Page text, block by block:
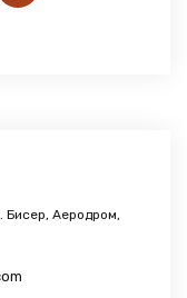
Бисер, Аеродром,